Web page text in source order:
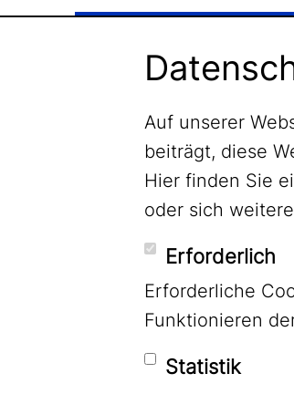
Auf unserer
beiträgt, diese
Hier finden Sie
oder sich
Erforderlich
Erforderliche
Funktionieren
Statistik